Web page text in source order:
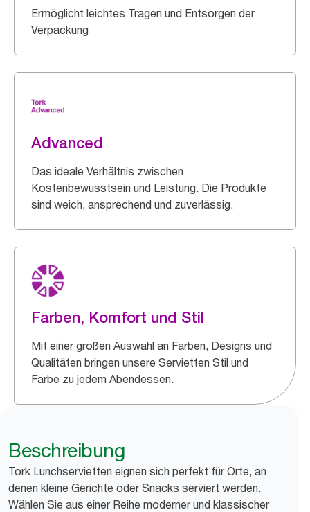
Ermöglicht leichtes Tragen und Entsorgen der
Verpackung
Advanced
Das ideale Verhältnis zwischen
Kostenbewusstsein und Leistung. Die Produkte
sind weich, ansprechend und zuverlässig.
Farben, Komfort und Stil
Mit einer großen Auswahl an Farben, Designs und
Qualitäten bringen unsere Servietten Stil und
Farbe zu jedem Abendessen.
Beschreibung
Tork Lunchservietten eignen sich perfekt für Orte, an
denen kleine Gerichte oder Snacks serviert werden.
Wählen Sie aus einer Reihe moderner und klassischer